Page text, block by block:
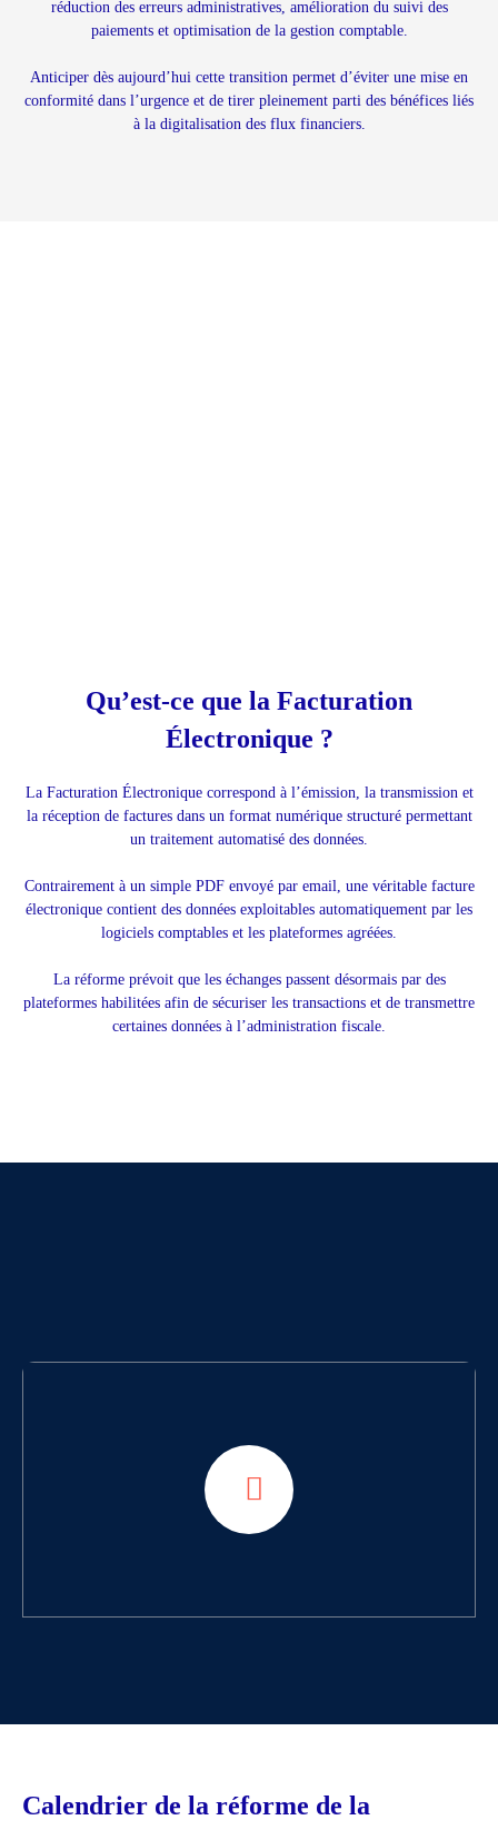
réduction des erreurs administratives, amélioration du suivi des
paiements et optimisation de la gestion comptable.
Anticiper dès aujourd’hui cette transition permet d’éviter une mise en
conformité dans l’urgence et de tirer pleinement parti des bénéfices liés
à la digitalisation des flux financiers.
Qu’est-ce que la Facturation
Électronique ?
La Facturation Électronique correspond à l’émission, la transmission et
la réception de factures dans un format numérique structuré permettant
un traitement automatisé des données.
Contrairement à un simple PDF envoyé par email, une véritable facture
électronique contient des données exploitables automatiquement par les
logiciels comptables et les plateformes agréées.
La réforme prévoit que les échanges passent désormais par des
plateformes habilitées afin de sécuriser les transactions et de transmettre
certaines données à l’administration fiscale.
Calendrier de la réforme de la